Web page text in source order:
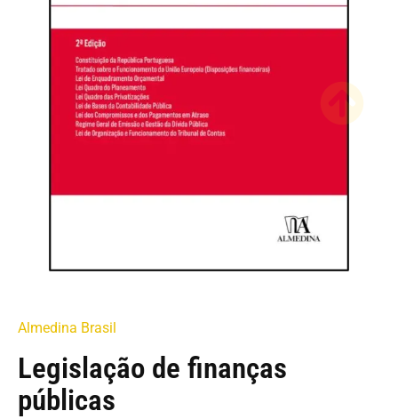
Almedina Brasil
Legislação de finanças
públicas